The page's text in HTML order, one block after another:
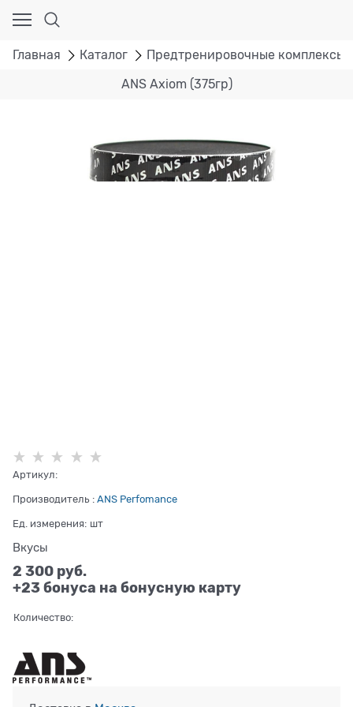
Главная Каталог Предтренировочные комплексы
ANS Axiom (375гр)
Артикул:
Производитель : ANS Perfomance
Ед. измерения: шт
Вкусы
2 300 руб.
+23 бонуса на бонусную карту
Количество: